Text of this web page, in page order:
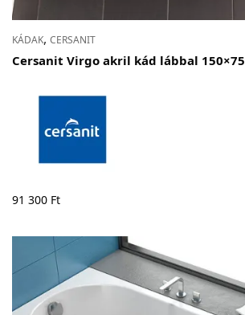
KÁDAK, CERSANIT
Cersanit Virgo akril kád lábbal 150×75
91 300 Ft